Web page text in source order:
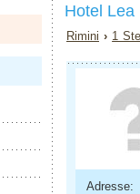
Hotel Lea
Rimini › 1
Adresse: